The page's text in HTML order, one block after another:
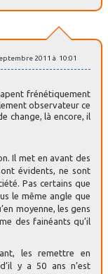
2011 à 10:01
frénétiquement
observateur ce
change, là encore, il
Il met en avant des
évidents, ne sont
Pas certains que
le même angle que
moyenne, les gens
des fainéants qu’il
les remettre en
y a 50 ans n’est